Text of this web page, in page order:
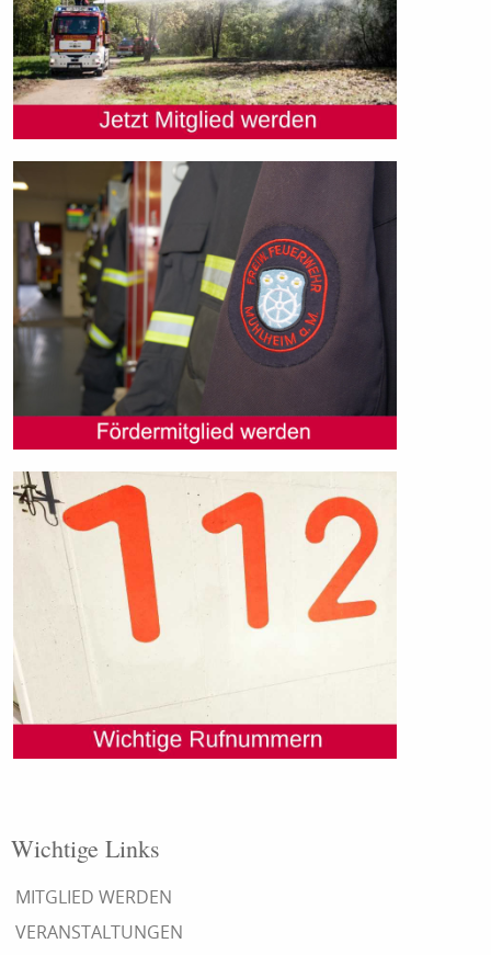
Wichtige Links
MITGLIED WERDEN
VERANSTALTUNGEN